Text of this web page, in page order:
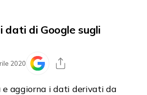
dati di Google sugli
2020
e aggiorna i dati derivati da